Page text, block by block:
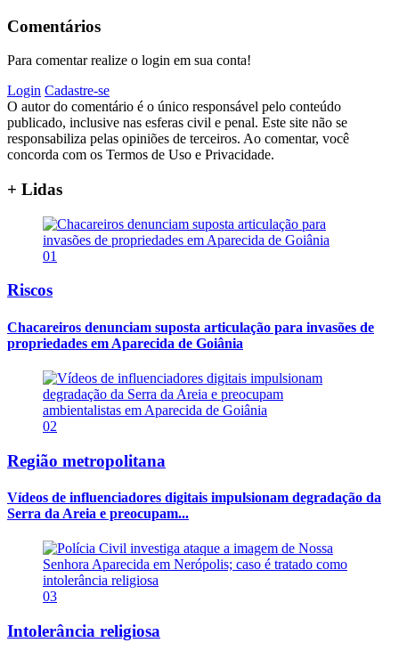
Comentários
Para comentar realize o login em sua conta!
Login Cadastre-se
O autor do comentário é o único responsável pelo conteúdo
publicado, inclusive nas esferas civil e penal. Este site não se
responsabiliza pelas opiniões de terceiros. Ao comentar, você
concorda com os Termos de Uso e Privacidade.
+ Lidas
01
Riscos
Chacareiros denunciam suposta articulação para invasões de
propriedades em Aparecida de Goiânia
02
Região metropolitana
Vídeos de influenciadores digitais impulsionam degradação da
Serra da Areia e preocupam...
03
Intolerância religiosa